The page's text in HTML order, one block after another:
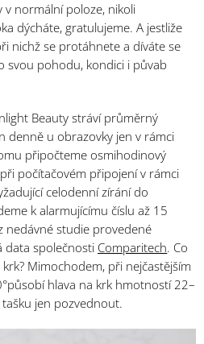
normální poloze, nikoli
dýcháte, gratulujeme. A jestliže
nichž se protáhnete a díváte se
svou pohodu, kondici i půvab
Beauty stráví průměrný
denně u obrazovky jen v rámci
připočteme osmihodinový
počítačovém připojení v rámci
celodenní zírání do
k alarmujícímu číslu až 15
nedávné studie provedené
data společnosti Comparitech. Co
Mimochodem, při nejčastějším
hlava na krk hmotností 22–
jen pozvednout.